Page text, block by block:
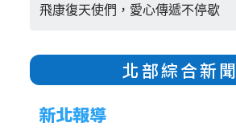
飛康復天使們，愛心傳遞不停歇
北部綜合新聞
新北報導